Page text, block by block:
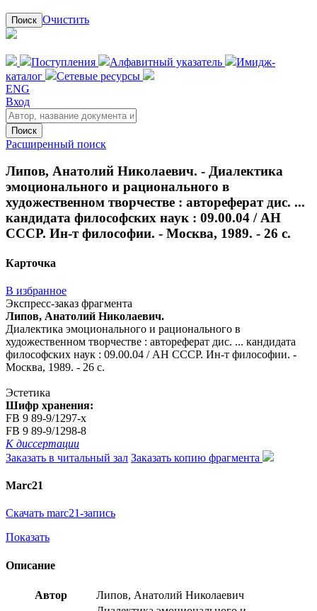
Поиск Очистить
Поступления Алфавитный указатель
Имидж-
каталог
Сетевые ресурсы
ENG
Вход
Поиск
Расширенный поиск
Липов, Анатолий Николаевич. - Диалектика
эмоционального и рационального в
художественном творчестве : автореферат дис. ...
кандидата философских наук : 09.00.04 / АН
СССР. Ин-т философии. - Москва, 1989. - 26 с.
Карточка
В избранное
Экспресс-заказ фрагмента
Липов, Анатолий Николаевич.
Диалектика эмоционального и рационального в
художественном творчестве : автореферат дис. ... кандидата
философских наук : 09.00.04 / АН СССР. Ин-т философии. -
Москва, 1989. - 26 с.
Эстетика
Шифр хранения:
FB 9 89-9/1297-x
FB 9 89-9/1298-8
К диссертации
Заказать в читальный зал Заказать копию фрагмента
Marc21
Скачать marc21-запись
Показать
Описание
Автор Липов, Анатолий Николаевич